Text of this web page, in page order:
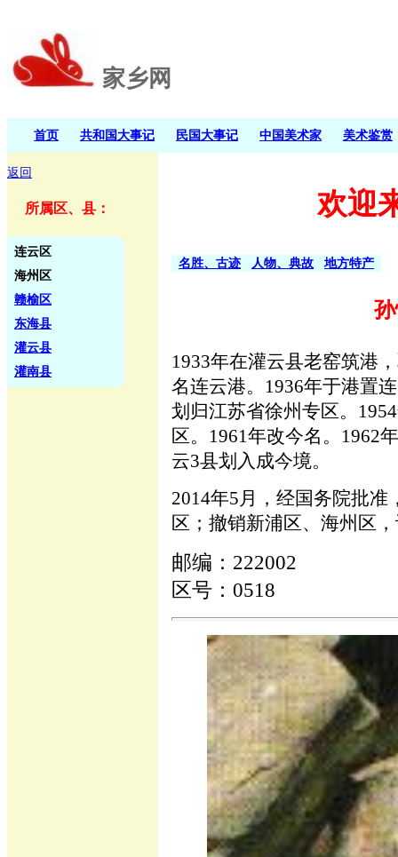
家乡网
首页 共和国大事记 民国大事记 中国美术家 美术鉴赏
返回
所属区、县：
连云区
海州区
赣榆区
东海县
灌云县
灌南县
欢迎
名胜、古迹 人物、典故 地方特产
1933年在灌云县老窑筑港
名连云港。1936年于港置
划归江苏省徐州专区。
区。1961年改今名。1962
云3县划入成今境。
2014年5月，经国务院批
区；撤销新浦区、海州区
邮编：222002
区号：0518